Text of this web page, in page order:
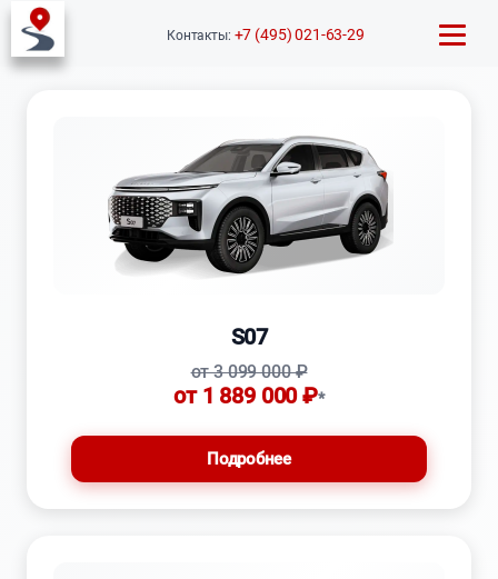
Контакты: +7 (495) 021-63-29
АвтомобилиSoueast
S07
от 3 099 000 ₽
от 1 889 000 ₽*
Подробнее